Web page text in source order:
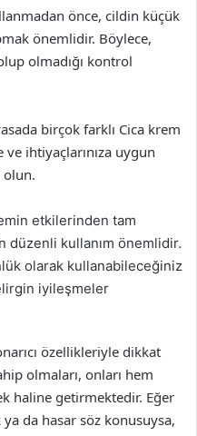
önce, cildin küçük
önemlidir. Böylece,
olmadığı kontrol
birçok farklı Cica krem
ihtiyaçlarınıza uygun
olun.
etkilerinden tam
düzenli kullanım önemlidir.
olarak kullanabileceğiniz
iyileşmeler
özellikleriyle dikkat
olmaları, onları hem
haline getirmektedir. Eğer
da hasar söz konusuysa,